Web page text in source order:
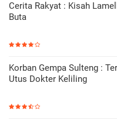
Cerita Rakyat : Kisah
Buta
Korban Gempa Sulteng :
Utus Dokter Keliling